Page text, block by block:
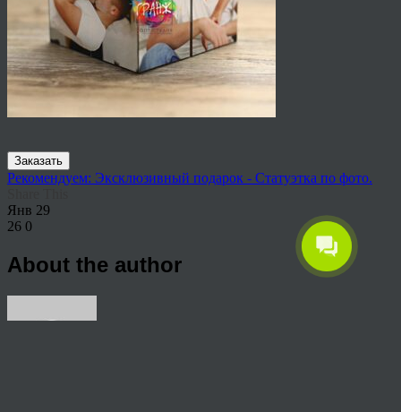
Заказать
Рекомендуем: Эксклюзивный подарок - Статуэтка по фото.
Янв 29
26 0
About the author